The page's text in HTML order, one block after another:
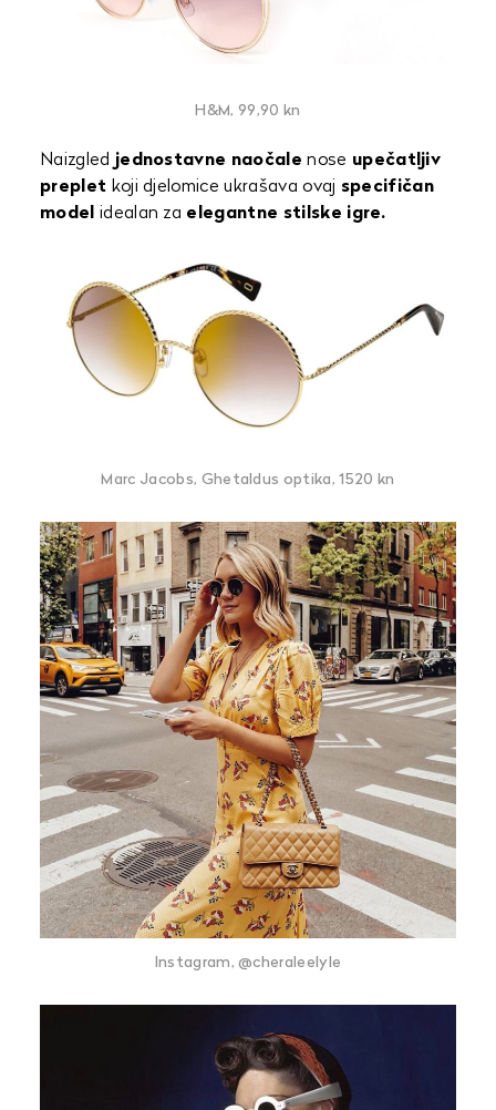
H&M, 99,90 kn
Naizgled jednostavne naočale nose upečatljiv
preplet koji djelomice ukrašava ovaj specifičan
model
idealan za elegantne stilske igre.
Marc Jacobs, Ghetaldus optika, 1520 kn
Instagram, @cheraleelyle